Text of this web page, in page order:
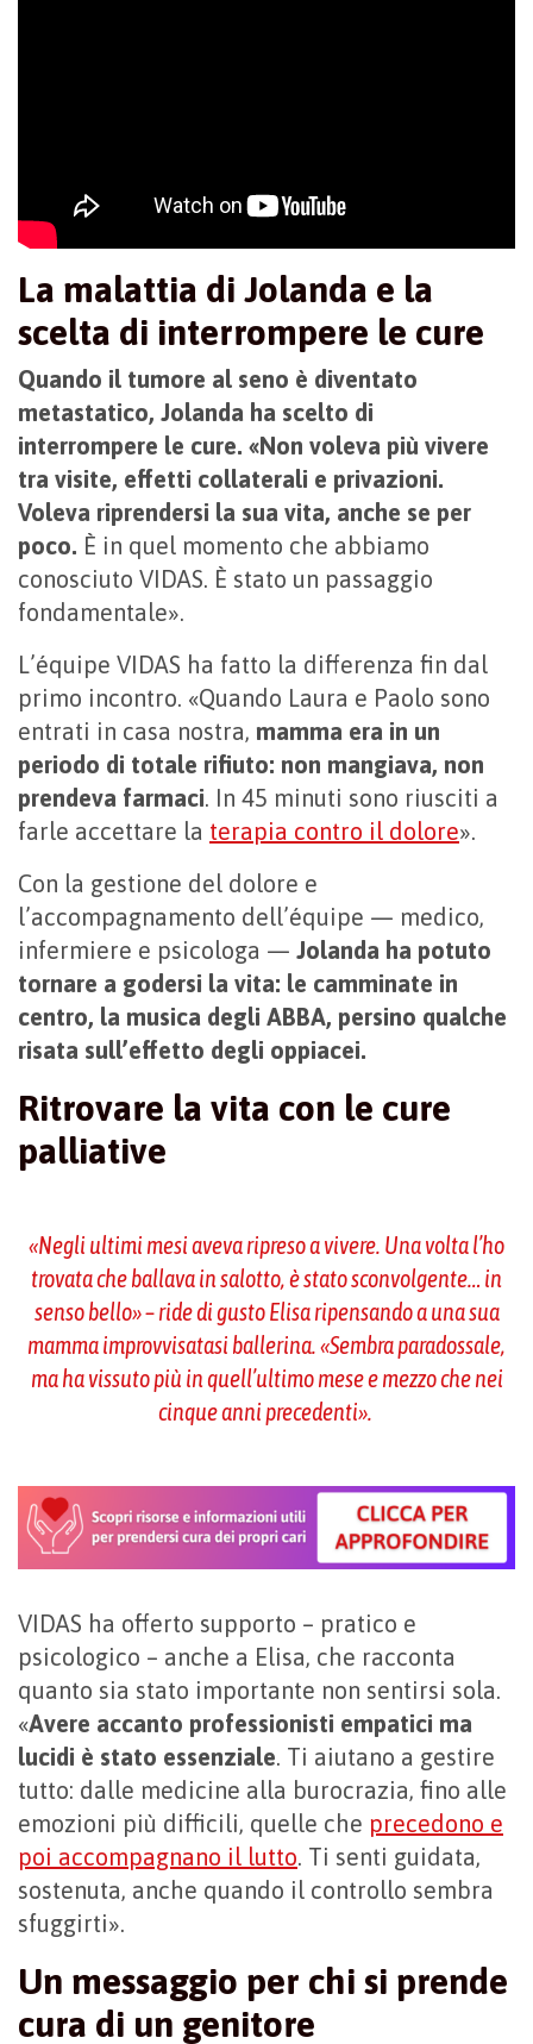
La malattia di Jolanda e la
scelta di interrompere le cure
Quando il tumore al seno è diventato
metastatico, Jolanda ha scelto di
interrompere le cure. «Non voleva più vivere
tra visite, effetti collaterali e privazioni.
Voleva riprendersi la sua vita, anche se per
poco. È in quel momento che abbiamo
conosciuto VIDAS. È stato un passaggio
fondamentale».
L’équipe VIDAS ha fatto la differenza fin dal
primo incontro. «Quando Laura e Paolo sono
entrati in casa nostra, mamma era in un
periodo di totale rifiuto: non mangiava, non
prendeva farmaci. In 45 minuti sono riusciti a
farle accettare la terapia contro il dolore».
Con la gestione del dolore e
l’accompagnamento dell’équipe — medico,
infermiere e psicologa — Jolanda ha potuto
tornare a godersi la vita: le camminate in
centro, la musica degli ABBA, persino qualche
risata sull’effetto degli oppiacei.
Ritrovare la vita con le cure
palliative
«Negli ultimi mesi aveva ripreso a vivere. Una volta l’ho
trovata che ballava in salotto, è stato sconvolgente… in
senso bello» – ride di gusto Elisa ripensando a una sua
mamma improvvisatasi ballerina. «Sembra paradossale,
ma ha vissuto più in quell’ultimo mese e mezzo che nei
cinque anni precedenti».
VIDAS ha offerto supporto – pratico e
psicologico – anche a Elisa, che racconta
quanto sia stato importante non sentirsi sola.
«Avere accanto professionisti empatici ma
lucidi è stato essenziale. Ti aiutano a gestire
tutto: dalle medicine alla burocrazia, fino alle
emozioni più difficili, quelle che precedono e
poi accompagnano il lutto. Ti senti guidata,
sostenuta, anche quando il controllo sembra
sfuggirti».
Un messaggio per chi si prende
cura di un genitore